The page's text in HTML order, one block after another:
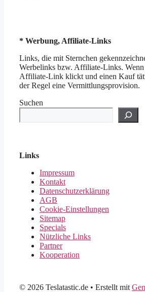
* Werbung, Affiliate-Links
Links, die mit Sternchen
Werbelinks bzw. Affiliate-Links.
Affiliate-Link klickt und einen Kauf
der Regel eine Vermittlungsprovision.
Suchen
Links
Impressum
Kontakt
Datenschutzerklärung
AGB
Cookie-Einstellungen
Sitemap
Specials
Nützliche Links
Partner
Kooperation
© 2026 Teslatastic.de • Erstellt mit